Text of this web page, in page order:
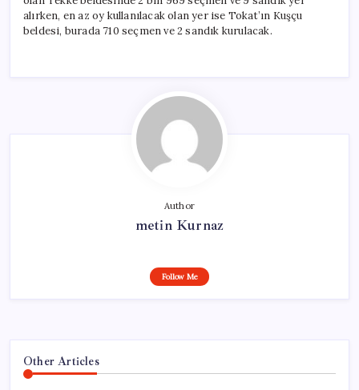
alırken, en az oy kullanılacak olan yer ise Tokat’ın Kuşçu
beldesi, burada 710 seçmen ve 2 sandık kurulacak.
Author
metin Kurnaz
Follow Me
Other Articles